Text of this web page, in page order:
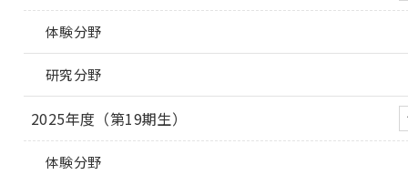
体験分野
研究分野
2025年度（第19期生）
体験分野